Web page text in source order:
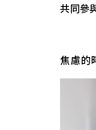
共同參
焦慮的